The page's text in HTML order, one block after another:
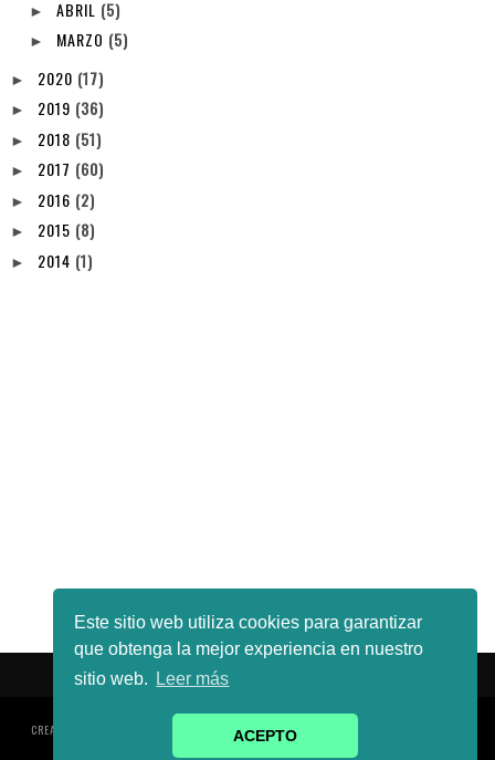
Este sitio web utiliza cookies para garantizar
que obtenga la mejor experiencia en nuestro
sitio web.
Leer más
ACEPTO
► ABRIL (5)
► MARZO (5)
► 2020 (17)
► 2019 (36)
► 2018 (51)
► 2017 (60)
► 2016 (2)
► 2015 (8)
► 2014 (1)
CREATED BY | DISTRIBUTED BYGOOYAABI TEMPLATES